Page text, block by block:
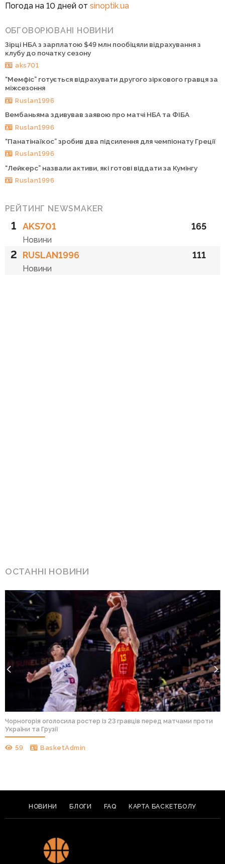
Погода на 10 дней от sinoptik.ua
ОБГОВОРЮВАНІ НОВИНИ
Зірці НБА з зарплатою $49 млн пообіцяли відрахування з
клубу до початку сезону
aks701
“Мемфіс” готується відрахувати другого зіркового гравця за
міжсезоння
Ruslan1996
Вембаньяма здивував заявою про матчі НБА та ФІБА
Ruslan1996
“Панатінаїкос” зробив два підсилення для чемпіонату Греції
Ruslan1996
“Лейкерс” назвали активи, які готові віддати за Кумінгу
Ruslan1996
РЕЙТИНГ NEWSMAKER
1 AKS701
Новини
165
2 RUSLAN1996
Новини
111
ОСТАННІ НОВИНИ
Чорногорія оголосила ростер із 23 гравців перед матчами проти
України та Грузії
59 BasketAdmin
НОВИНИ БЛОГИ FAQ КАРТА БАСКЕТБОЛУ